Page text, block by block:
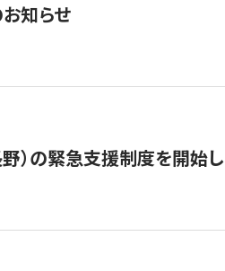
知らせ
）の緊急支援制度を開始